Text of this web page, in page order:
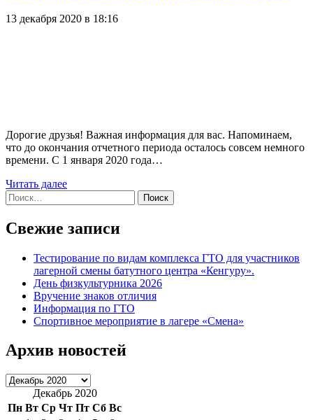
13 декабря 2020 в 18:16
Дорогие друзья! Важная информация для вас. Напоминаем,
что до окончания отчетного периода осталось совсем немного
времени. С 1 января 2020 года…
Читать далее
Найти:
Свежие записи
Тестирование по видам комплекса ГТО для участников
лагерной смены батутного центра «Кенгуру».
День физкультурника 2026
Вручение знаков отличия
Информация по ГТО
Спортивное мероприятие в лагере «Смена»
Архив новостей
Архив
новостейДекабрь 2020
Пн Вт Ср Чт Пт Сб Вс